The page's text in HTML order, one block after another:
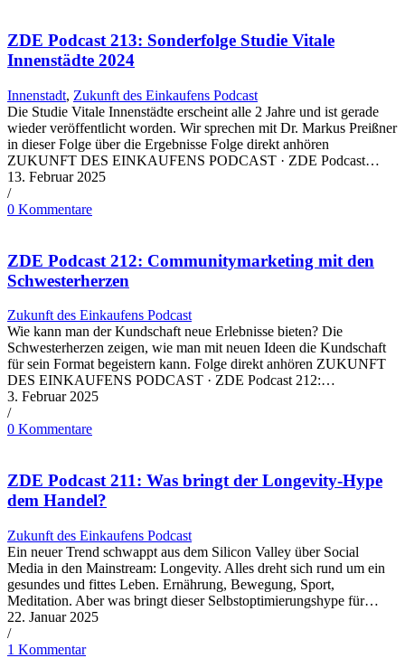
ZDE Podcast 213: Sonderfolge Studie Vitale
Innenstädte 2024
Innenstadt, Zukunft des Einkaufens Podcast
Die Studie Vitale Innenstädte erscheint alle 2 Jahre und ist gerade
wieder veröffentlicht worden. Wir sprechen mit Dr. Markus Preißner
in dieser Folge über die Ergebnisse Folge direkt anhören
ZUKUNFT DES EINKAUFENS PODCAST · ZDE Podcast…
13. Februar 2025
/
0 Kommentare
ZDE Podcast 212: Communitymarketing mit den
Schwesterherzen
Zukunft des Einkaufens Podcast
Wie kann man der Kundschaft neue Erlebnisse bieten? Die
Schwesterherzen zeigen, wie man mit neuen Ideen die Kundschaft
für sein Format begeistern kann. Folge direkt anhören ZUKUNFT
DES EINKAUFENS PODCAST · ZDE Podcast 212:…
3. Februar 2025
/
0 Kommentare
ZDE Podcast 211: Was bringt der Longevity-Hype
dem Handel?
Zukunft des Einkaufens Podcast
Ein neuer Trend schwappt aus dem Silicon Valley über Social
Media in den Mainstream: Longevity. Alles dreht sich rund um ein
gesundes und fittes Leben. Ernährung, Bewegung, Sport,
Meditation. Aber was bringt dieser Selbstoptimierungshype für…
22. Januar 2025
/
1 Kommentar